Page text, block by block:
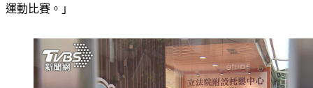
要關心仁和國中跆拳道的選手們，因為這次感染沒有辦法參加